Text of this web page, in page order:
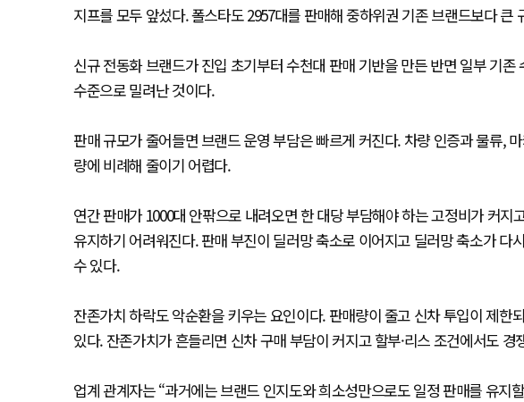
지프를 모두 앞섰다. 폴스타도 2957대를 판매해 중하위권 기존 브랜드보다 큰
신규 전동화 브랜드가 진입 초기부터 수천대 판매 기반을 만든 반면 일부 기
수준으로 밀려난 것이다.
판매 규모가 줄어들면 브랜드 운영 부담은 빠르게 커진다. 차량 인증과 물류,
량에 비례해 줄이기 어렵다.
연간 판매가 1000대 안팎으로 내려오면 한 대당 부담해야 하는 고정비가 커
유지하기 어려워진다. 판매 부진이 딜러망 축소로 이어지고 딜러망 축소가 다
수 있다.
잔존가치 하락도 악순환을 키우는 요인이다. 판매량이 줄고 신차 투입이 제한
있다. 잔존가치가 흔들리면 신차 구매 부담이 커지고 할부·리스 조건에서도 경
업계 관계자는 “과거에는 브랜드 인지도와 희소성만으로도 일정 판매를 유지